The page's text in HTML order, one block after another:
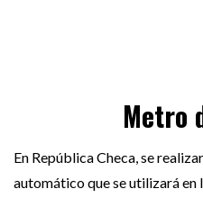
Metro
En República Checa, se
automático que se utilizará en